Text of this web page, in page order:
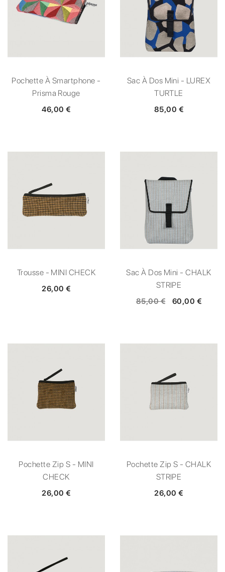
Pochette À Smartphone -
Prisma Rouge
46,00 €
Sac À Dos Mini - LUREX
TURTLE
85,00 €
Trousse - MINI CHECK
26,00 €
Sac À Dos Mini - CHALK
STRIPE
85,00 € 60,00 €
Pochette Zip S - MINI
CHECK
26,00 €
Pochette Zip S - CHALK
STRIPE
26,00 €